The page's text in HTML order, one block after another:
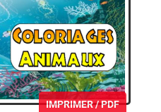
IMPRIMER / PDF